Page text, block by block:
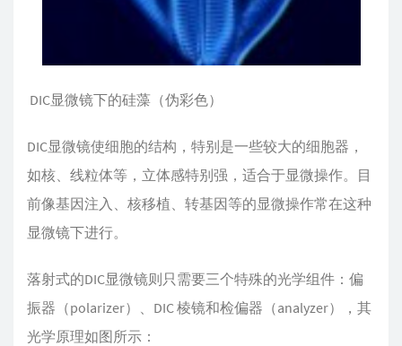
​ DIC显微镜下的硅藻（伪彩色）
DIC显微镜使细胞的结构，特别是一些较大的细胞器，
如核、线粒体等，立体感特别强，适合于显微操作。目
前像基因注入、核移植、转基因等的显微操作常在这种
显微镜下进行。
落射式的DIC显微镜则只需要三个特殊的光学组件：偏
振器（polarizer）、DIC 棱镜和检偏器（analyzer），其
光学原理如图所示：